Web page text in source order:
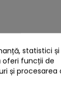
statistici și
oferi funcții de
și procesarea